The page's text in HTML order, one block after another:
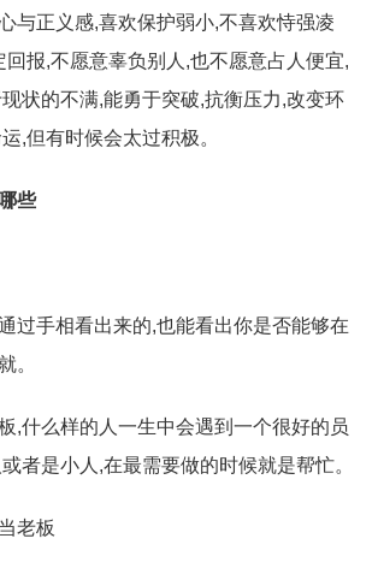
与正义感,喜欢保护弱小,不喜欢恃强凌
回报,不愿意辜负别人,也不愿意占人便宜,
状的不满,能勇于突破,抗衡压力,改变环
,但有时候会太过积极。
些
过手相看出来的,也能看出你是否能够在
。
,什么样的人一生中会遇到一个很好的员
者是小人,在最需要做的时候就是帮忙。
老板